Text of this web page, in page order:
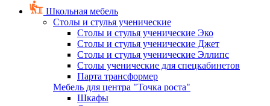
Школьная мебель
Столы и стулья ученические
Столы и стулья ученические Эко
Столы и стулья ученические Джет
Столы и стулья ученические Эллипс
Столы ученические для спецкабинетов
Парта трансформер
Мебель для центра "Точка роста"
Шкафы